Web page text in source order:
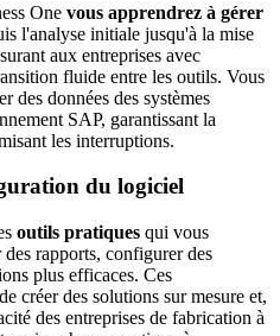
One vous apprendrez à gérer
l'analyse initiale jusqu'à la mise
aux entreprises avec
fluide entre les outils. Vous
des données des systèmes
SAP, garantissant la
les interruptions.
du logiciel
outils pratiques qui vous
rapports, configurer des
plus efficaces. Ces
créer des solutions sur mesure et,
des entreprises de fabrication à